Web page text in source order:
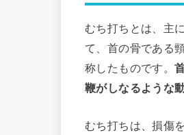
むち打ちとは、主
て、首の骨である
称したものです。
鞭がしなるような
むち打ちは、損傷